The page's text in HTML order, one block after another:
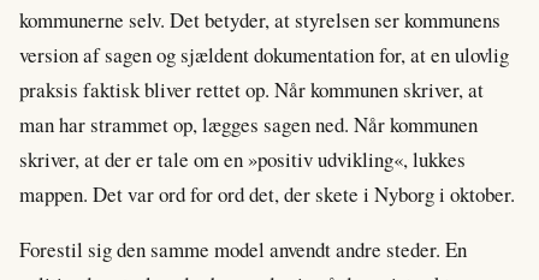
kommunerne selv. Det betyder, at styrelsen ser kommunens
version af sagen og sjældent dokumentation for, at en ulovlig
praksis faktisk bliver rettet op. Når kommunen skriver, at
man har strammet op, lægges sagen ned. Når kommunen
skriver, at der er tale om en »positiv udvikling«, lukkes
mappen. Det var ord for ord det, der skete i Nyborg i oktober.
Forestil sig den samme model anvendt andre steder. En